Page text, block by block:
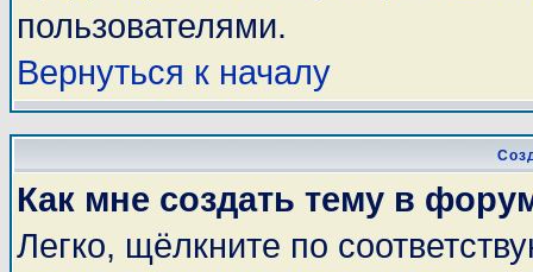
пользователями.
Вернуться к началу
Как мне создать тему в
Легко, щёлкните по